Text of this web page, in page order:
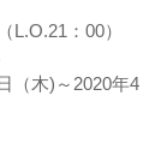
：00）
)～2020年4